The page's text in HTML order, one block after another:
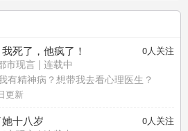
0人关注
死了，他疯了！
市现言 | 连载中
有精神病？想带我去看心理医生？
更新
0人关注
十八岁